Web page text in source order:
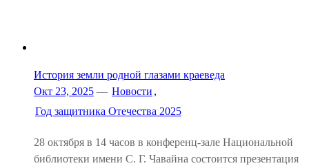
История земли родной глазами краеведа
Окт 23, 2025 — Новости ,
Год защитника Отечества 2025
28 октября в 14 часов в конференц-зале Национальной
библиотеки имени С. Г. Чавайна состоится презентация